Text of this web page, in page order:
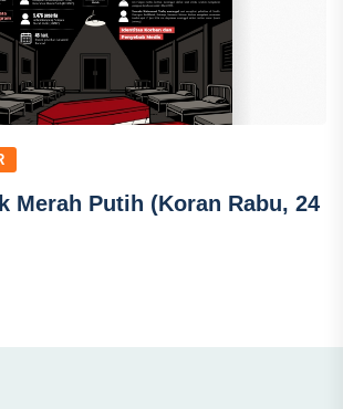
Merah Putih (Koran Rabu, 24